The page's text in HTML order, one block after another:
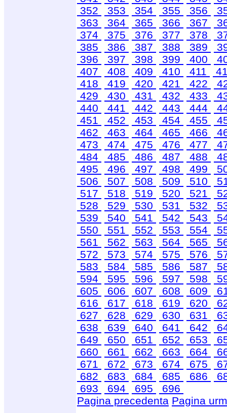
352
353 354 355 356
363
364 365 366 367
374
375 376 377 378
385
386 387 388 389
396
397 398 399 400
407
408 409 410 411
418
419 420 421 422
429
430 431 432 433
440
441 442 443 444
451
452 453 454 455
462
463 464 465 466
473
474 475 476 477
484
485 486 487 488
495
496 497 498 499
506
507 508 509 510
517
518 519 520 521
528
529 530 531 532
539
540 541 542 543
550
551 552 553 554
561
562 563 564 565
572
573 574 575 576
583
584 585 586 587
594
595 596 597 598
605
606 607 608 609
616
617 618 619 620
627
628 629 630 631
638
639 640 641 642
649
650 651 652 653
660
661 662 663 664
671
672 673 674 675
682
683 684 685 686
693
694 695
696
Pagina precedenta Pagina